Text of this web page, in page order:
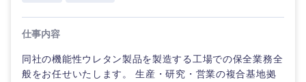
仕事内容
同社の機能性ウレタン製品を製造する工場での保全業務全
般をお任せいたします。 生産・研究・営業の複合基地拠